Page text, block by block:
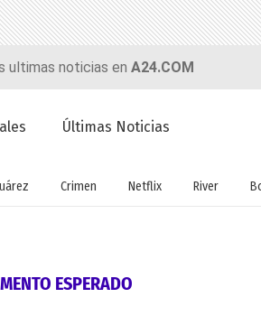
ultimas noticias en A24.COM
Últimas Noticias
Crimen Netflix River
ESPERADO